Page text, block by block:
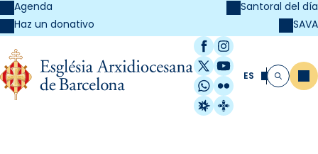
Agenda
Haz un donativo
Santoral del día
SAVA
Facebook
Instagram
X / Twitter
YouTube
WhatsApp
Flickr
Radio Estel
Catalunya
ES Buscar